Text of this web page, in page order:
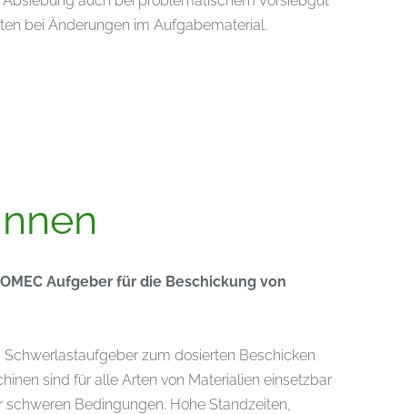
bei Änderungen im Aufgabematerial.
Aufgeber für die Beschickung von
zum dosierten Beschicken
sind für alle Arten von Materialien einsetzbar
Bedingungen. Hohe Standzeiten,